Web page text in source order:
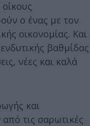
ο ένας με τον
οικονομίας. Και
βαθμίδας
νέες και καλά
και
τις σαρωτικές